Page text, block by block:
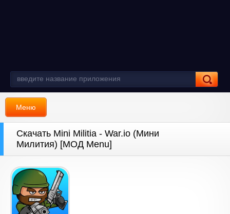
Меню
Скачать Mini Militia - War.io (Мини
Милития) [МОД Menu]